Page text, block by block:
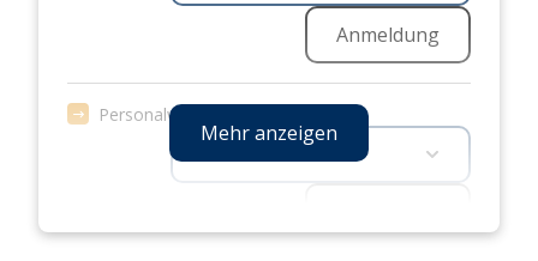
Anmeldung
Personalwesen »
Termin wählen
Mehr anzeigen